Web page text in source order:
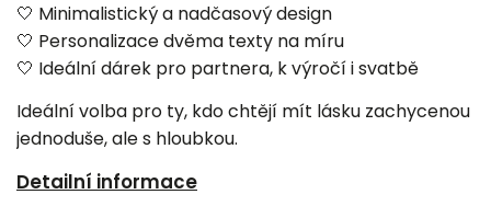
🤍 Minimalistický a nadčasový design
🤍 Personalizace dvěma texty na míru
🤍 Ideální dárek pro partnera, k výročí i svatbě
Ideální volba pro ty, kdo chtějí mít lásku zachycenou
jednoduše, ale s hloubkou.
Detailní informace